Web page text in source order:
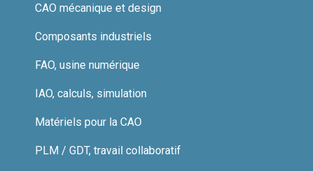
CAO mécanique et design
Composants industriels
FAO, usine numérique
IAO, calculs, simulation
Matériels pour la CAO
PLM / GDT, travail collaboratif